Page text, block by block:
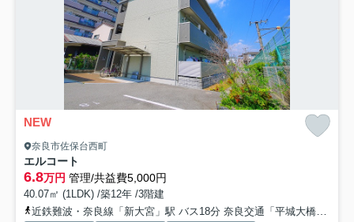
NEW
奈良市佐保台西町
エルコート
6.8万円 管理/共益費5,000円
40.07㎡ (1LDK) /築12年 /3階建
近鉄難波・奈良線「新大宮」駅 バス18分 奈良交通「平城大橋」 停歩10分